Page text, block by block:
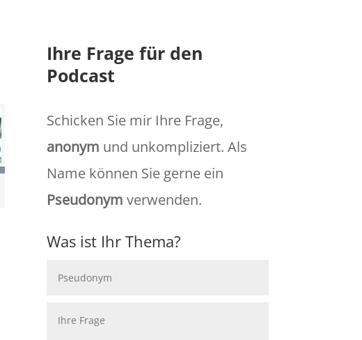
Ihre Frage für den
Podcast
Schicken Sie mir Ihre Frage,
anonym und unkompliziert. Als
Name können Sie gerne ein
Pseudonym verwenden.
Was ist Ihr Thema?